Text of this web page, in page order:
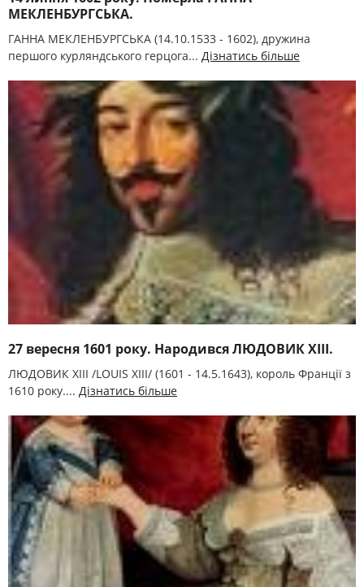
МЕКЛЕНБУРГСЬКА.
ГАННА МЕКЛЕНБУРГСЬКА (14.10.1533 - 1602), дружина
першого курляндського герцога... Дізнатись більше
27 вересня 1601 року. Народився ЛЮДОВИК XIII.
ЛЮДОВИК XIII /LOUIS XIII/ (1601 - 14.5.1643), король Франції з
1610 року.... Дізнатись більше